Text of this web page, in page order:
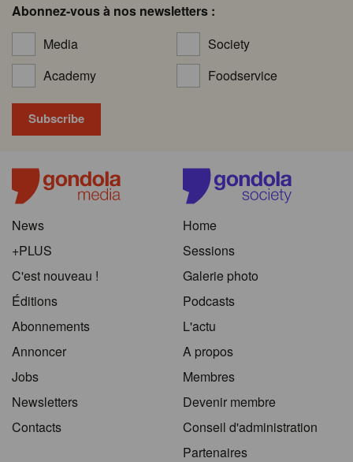
Abonnez-vous à nos newsletters :
Media
Society
Academy
Foodservice
News
+PLUS
C'est nouveau !
Éditions
Abonnements
Annoncer
Jobs
Newsletters
Contacts
Home
Sessions
Galerie photo
Podcasts
L'actu
A propos
Membres
Devenir membre
Conseil d'administration
Partenaires